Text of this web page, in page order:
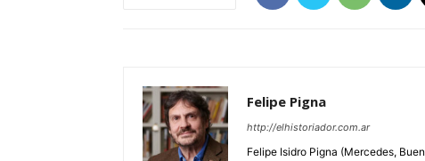
Felipe Pigna
http://elhistoriador.com.ar
Felipe Isidro Pigna (Mercedes,